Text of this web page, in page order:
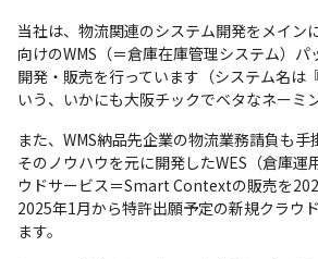
当社は、物流関連のシステム開発をメイン
向けのWMS（＝倉庫在庫管理システム）
開発・販売を行っています（システム名は
いう、いかにも大阪チックでベタなネーミ
また、WMS納品先企業の物流業務請負も手
そのノウハウを元に開発したWES（倉庫運
ウドサービス＝Smart Contextの販売を
2025年1月から特許出願予定の新規クラウ
ます。